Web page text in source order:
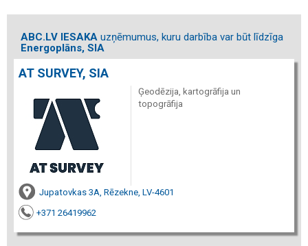
ABC.LV IESAKA uzņēmumus, kuru darbība var būt līdzīga
Energoplāns, SIA
AT SURVEY, SIA
Ģeodēzija, kartogrāfija un
topogrāfija
Jupatovkas 3A, Rēzekne, LV-4601
+371 26419962